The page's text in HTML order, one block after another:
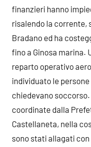
finanzieri hanno
risalendo la corrente,
Bradano ed ha
fino a Ginosa marina.
reparto operativo
individuato le
chiedevano
coordinate dalla
Castellaneta, nella
sono stati allagati